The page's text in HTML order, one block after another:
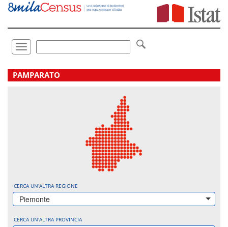
Vai
direttamente
Toggle
navigation
.
PAMPARATO
CERCA UN'ALTRA REGIONE
Piemonte
CERCA UN'ALTRA PROVINCIA